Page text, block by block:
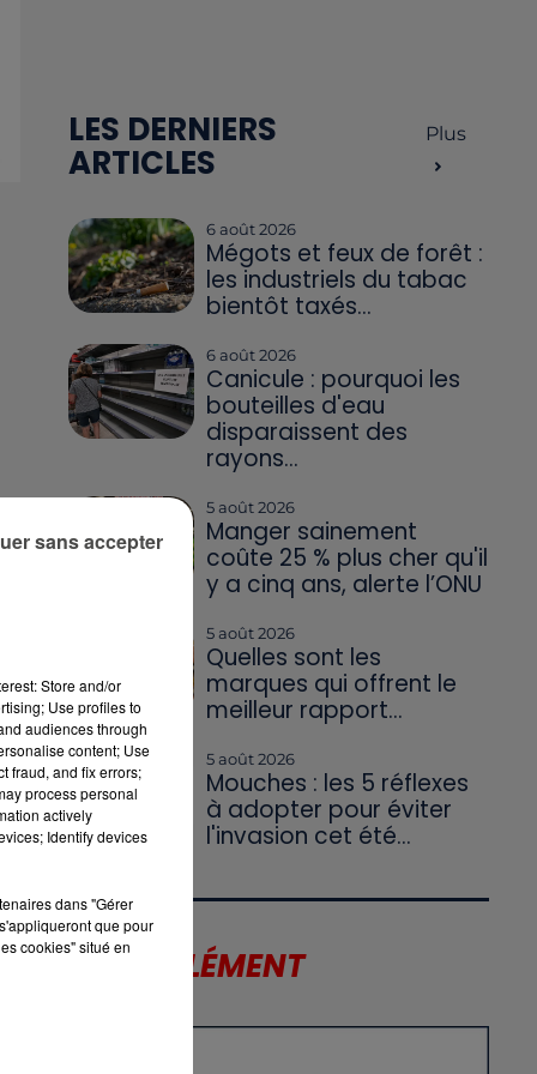
LES DERNIERS
ARTICLES
Plus
6 août 2026
Mégots et feux de forêt :
les industriels du tabac
bientôt taxés...
6 août 2026
Canicule : pourquoi les
bouteilles d'eau
disparaissent des
rayons...
5 août 2026
Manger sainement
coûte 25 % plus cher qu'il
y a cinq ans, alerte l’ONU
5 août 2026
Quelles sont les
marques qui offrent le
meilleur rapport...
5 août 2026
Mouches : les 5 réflexes
à adopter pour éviter
l'invasion cet été...
LE SUPPLÉMENT
Store and/or
Use profiles to
audiences through
content; Use
fraud, and fix errors;
process personal
actively
Identify devices
dans "Gérer
que pour
cookies" situé en
sans accepter